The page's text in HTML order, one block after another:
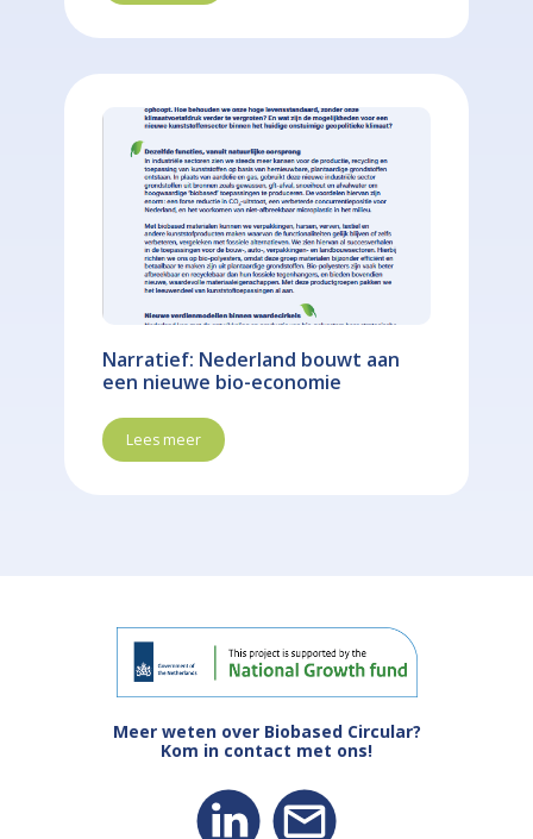
Narratief: Nederland bouwt aan
een nieuwe bio-economie
Lees meer
Meer weten over Biobased Circular?
Kom in contact met ons!